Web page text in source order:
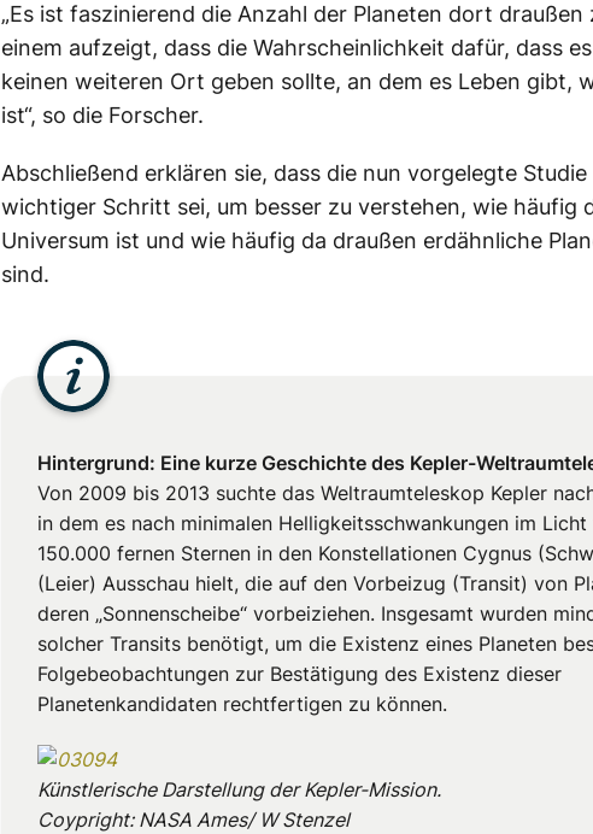
„Es ist faszinierend die Anzahl der Planeten dort draußen
einem aufzeigt, dass die Wahrscheinlichkeit dafür, dass
keinen weiteren Ort geben sollte, an dem es Leben gibt,
ist“, so die Forscher.
Abschließend erklären sie, dass die nun vorgelegte
wichtiger Schritt sei, um besser zu verstehen, wie häufig
Universum ist und wie häufig da draußen erdähnliche
sind.
Hintergrund: Eine kurze Geschichte des Kepler-
Von 2009 bis 2013 suchte das Weltraumteleskop Kepler
in dem es nach minimalen Helligkeitsschwankungen im
150.000 fernen Sternen in den Konstellationen Cygnus
(Leier) Ausschau hielt, die auf den Vorbeizug (Transit) von
deren „Sonnenscheibe“ vorbeiziehen. Insgesamt wurden
solcher Transits benötigt, um die Existenz eines Planeten
Folgebeobachtungen zur Bestätigung des Existenz dieser
Planetenkandidaten rechtfertigen zu können.
Künstlerische Darstellung der Kepler-Mission.
Coypright: NASA Ames/ W Stenzel